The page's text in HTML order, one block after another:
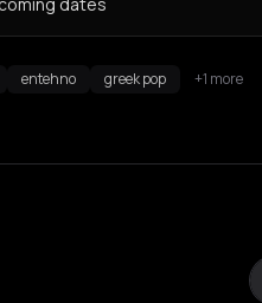
entehno greek pop +1 more